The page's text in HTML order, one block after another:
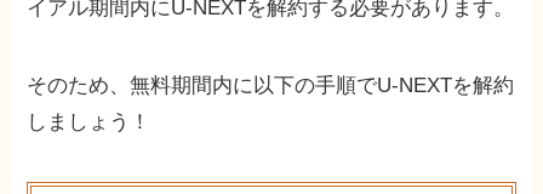
イアル期間内にU-NEXTを解約する必要があります。
そのため、無料期間内に以下の手順でU-NEXTを解約
しましょう！